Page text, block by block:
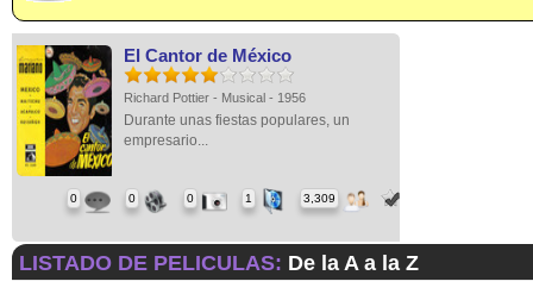
El Cantor de México
Richard Pottier - Musical - 1956
Durante unas fiestas populares, un
empresario...
0 0 0 1 3,309
LISTADO DE PELICULAS: De la A a la Z